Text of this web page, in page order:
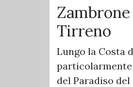
Tirreno
Lungo la Costa
particolarmente
del Paradiso